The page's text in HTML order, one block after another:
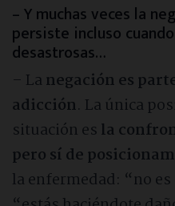
– Y muchas veces la
persiste incluso
desastrosas…
– La negación es
adicción. La única
situación es la
pero sí de
la enfermedad: “no